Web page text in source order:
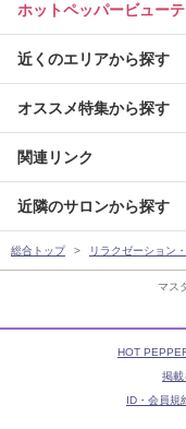
マス
ホットペッパービュー
近くのエリアから探す
オススメ特集から探す
関連リンク
近隣のサロンから探す
総合トップ リラクゼーション
HOT
掲載
ID・会員規